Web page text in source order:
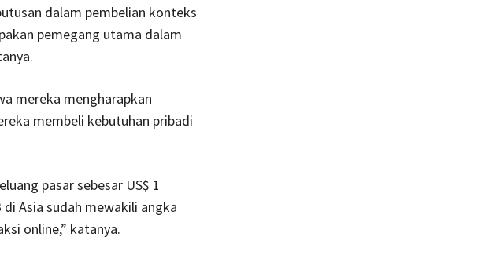
dalam pembelian konteks
pemegang utama dalam
mereka mengharapkan
membeli kebutuhan pribadi
pasar sebesar US$ 1
Asia sudah mewakili angka
online,” katanya.